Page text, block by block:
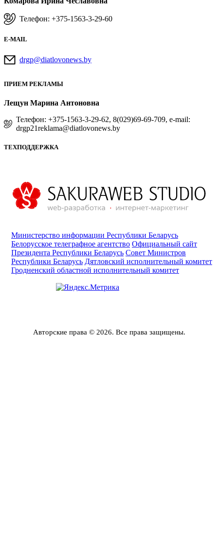
Телефон: +375-1563-3-29-60
E-MAIL
drgp@diatlovonews.by
ПРИЕМ РЕКЛАМЫ
Лещун Марина Антоновна
Телефон: +375-1563-3-29-62, 8(029)69-69-709, e-mail:
drgp21reklama@diatlovonews.by
ТЕХПОДДЕРЖКА
Министерство информации Республики Беларусь
Белорусское телеграфное агентство Официальный сайт
Президента Республики Беларусь Совет Министров
Республики Беларусь Дятловский исполнительный комитет
Гродненский областной исполнительный комитет
Авторские права © 2026. Все права защищены.